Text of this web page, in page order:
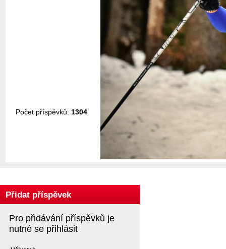
Počet příspěvků: 1304
Přidat příspěvek
Pro přidávání příspěvků je
nutné se přihlásit